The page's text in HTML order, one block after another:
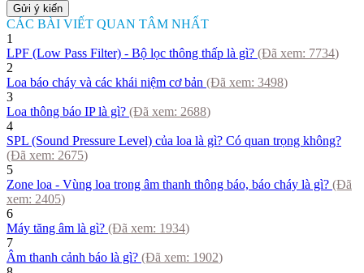
CÁC BÀI VIẾT QUAN TÂM NHẤT
1
LPF (Low Pass Filter) - Bộ lọc thông thấp là gì? (Đã xem: 7734)
2
Loa báo cháy và các khái niệm cơ bản (Đã xem: 3498)
3
Loa thông báo IP là gì? (Đã xem: 2688)
4
SPL (Sound Pressure Level) của loa là gì? Có quan trọng không?
(Đã xem: 2675)
5
Zone loa - Vùng loa trong âm thanh thông báo, báo cháy là gì? (Đã
xem: 2405)
6
Máy tăng âm là gì? (Đã xem: 1934)
7
Âm thanh cảnh báo là gì? (Đã xem: 1902)